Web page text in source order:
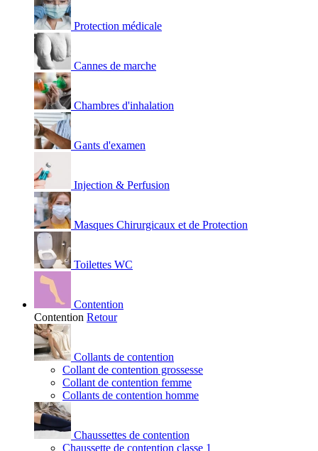
Protection médicale
Cannes de marche
Chambres d'inhalation
Gants d'examen
Injection & Perfusion
Masques Chirurgicaux et de Protection
Toilettes WC
Contention
Contention Retour
Collants de contention
Collant de contention grossesse
Collant de contention femme
Collants de contention homme
Chaussettes de contention
Chaussette de contention classe 1